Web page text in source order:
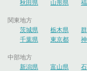
秋田県
山形県
関東地方
茨城県
栃木県
千葉県
東京都
中部地方
新潟県
富山県